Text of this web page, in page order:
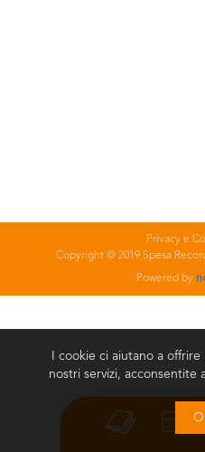
Privacy e
Copyright © 2019 Spesa
Powered by
I cookie ci aiutano a
nostri servizi, acconsentite